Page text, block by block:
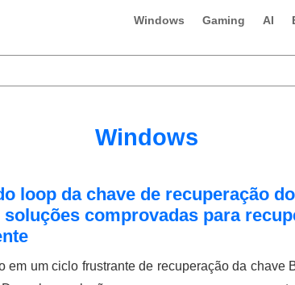
Windows Gaming AI
Windows
loop da chave de recuperação
soluções comprovadas para
em um ciclo frustrante de recuperação da chave